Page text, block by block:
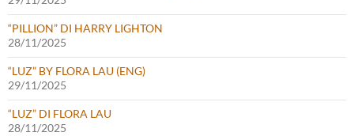
“PILLION” DI HARRY LIGHTON
28/11/2025
“LUZ” BY FLORA LAU (ENG)
29/11/2025
“LUZ” DI FLORA LAU
28/11/2025